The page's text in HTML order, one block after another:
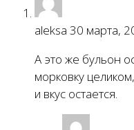
aleksa 30 марта,
А это же бульон
морковку
и вкус остается.